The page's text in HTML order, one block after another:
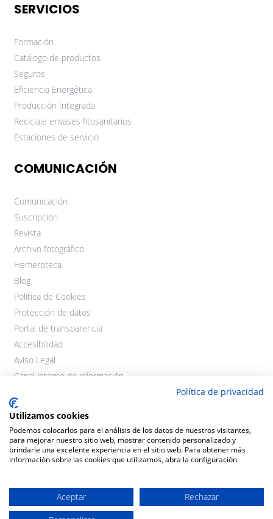
SERVICIOS
Formación
Catálogo de productos
Seguros
Eficiencia Energética
Producción Integrada
Reciclaje envases fitosanitarios
Estaciones de servicio
COMUNICACIÓN
Comunicación
Suscripción
Revista
Archivo fotográfico
Hemeroteca
Blog
Política de Cookies
Protección de datos
Portal de transparencia
Accesibilidad
Aviso Legal
Canal interno de información
Política de privacidad
Utilizamos cookies
Podemos colocarlos para el análisis de los datos de nuestros visitantes,
para mejorar nuestro sitio web, mostrar contenido personalizado y
brindarle una excelente experiencia en el sitio web. Para obtener más
información sobre las cookies que utilizamos, abra la configuración.
Aceptar
Rechazar